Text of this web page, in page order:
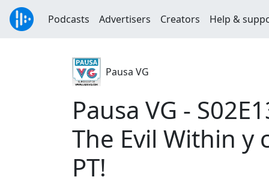
Podcasts Advertisers Creators Help &
Pausa VG
Pausa VG -
The Evil Within
PT!